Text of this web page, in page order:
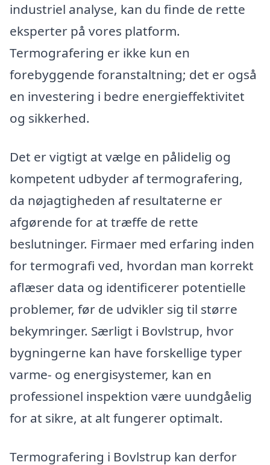
industriel analyse, kan du finde de rette
eksperter på vores platform.
Termografering er ikke kun en
forebyggende foranstaltning; det er også
en investering i bedre energieffektivitet
og sikkerhed.
Det er vigtigt at vælge en pålidelig og
kompetent udbyder af termografering,
da nøjagtigheden af resultaterne er
afgørende for at træffe de rette
beslutninger. Firmaer med erfaring inden
for termografi ved, hvordan man korrekt
aflæser data og identificerer potentielle
problemer, før de udvikler sig til større
bekymringer. Særligt i Bovlstrup, hvor
bygningerne kan have forskellige typer
varme- og energisystemer, kan en
professionel inspektion være uundgåelig
for at sikre, at alt fungerer optimalt.
Termografering i Bovlstrup kan derfor